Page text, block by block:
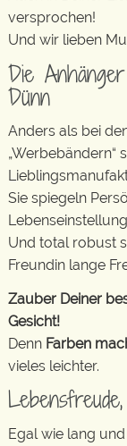
versprochen!
Und wir lieben
Die
Dünn
Anders als bei
„Werbebändern“
Sie spiegeln
Und total robust
Freundin lange
Zauber Deiner
Gesicht!
Denn Farben
vieles leichter.
Egal wie lang